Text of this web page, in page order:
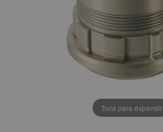
Toca para expandir